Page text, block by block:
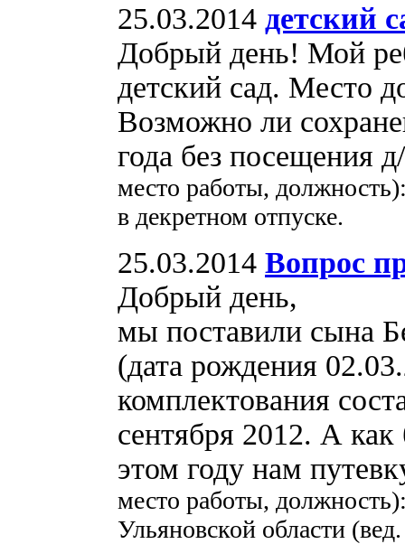
25.03.2014 детский
Добрый день! Мой
детский сад. Место
Возможно ли
года без посещения
место работы,
в декретном отпуске.
25.03.2014 Вопрос
Добрый день,
мы поставили сына
(дата рождения
комплектования
сентября 2012. А
этом году нам
место работы,
Ульяновской области